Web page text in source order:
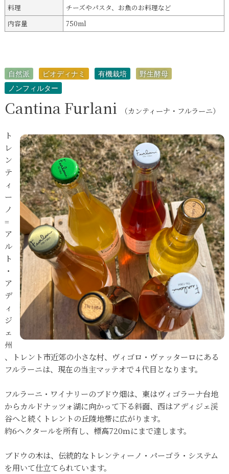
料理
チーズやパスタ、お魚のお料理など
内容量
750ml
自然派 ビオディナミ 有機栽培
野生酵母
ノンフィルター
Cantina Furlani （カンティーナ・フルラーニ）
ト
レ
ン
テ
ィ
ー
ノ
=
ア
ル
ト
・
ア
デ
ィ
ジ
ェ
州
、トレント市近郊の小さな村、ヴィゴロ・ヴァッターロにある
フルラーニは、現在の当主マッテオで４代目となります。
フルラーニ・ワイナリーのブドウ畑は、東はヴィゴラーナ台地
からカルドナッツォ湖に向かって下る斜面、西はアディジェ渓
谷へと続くトレントの丘陵地帯に広がります。
約6ヘクタールを所有し、標高720mにまで達します。
ブドウの木は、伝統的なトレンティーノ・パーゴラ・システム
を用いて仕立てられています。